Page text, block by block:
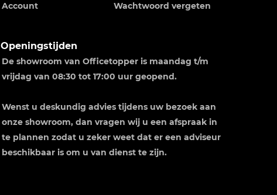
Account
Wachtwoord vergeten
Openingstijden
De showroom van Officetopper is maandag t/m
vrijdag van 08:30 tot 17:00 uur geopend.
Wenst u deskundig advies tijdens uw bezoek aan
onze showroom, dan vragen wij u een afspraak in
te plannen zodat u zeker weet dat er een adviseur
beschikbaar is om u van dienst te zijn.